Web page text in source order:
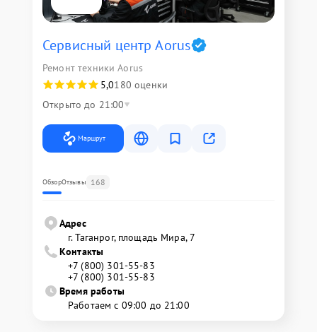
Сервисный центр Aorus
Ремонт техники Aorus
5,0180 оценки
Открыто до 21:00
Маршрут
ОбзорОтзывы 168
Адрес
г. Таганрог, площадь Мира, 7
Контакты
+7 (800) 301-55-83
+7 (800) 301-55-83
Время работы
Работаем с 09:00 до 21:00